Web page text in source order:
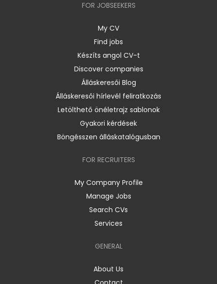
FOR JOBSEEKERS
My CV
Find jobs
Készíts angol CV-t
Discover companies
Álláskeresői Blog
Álláskeresői hírlevél feliratkozás
Letölthető önéletrajz sablonok
Gyakori kérdések
Böngésszen álláskatalógusban
FOR RECRUITERS
My Company Profile
Manage Jobs
Search CVs
Services
GENERAL
About Us